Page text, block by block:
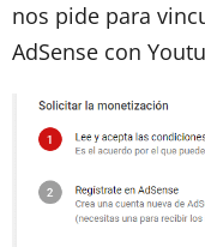
nos pide para
AdSense con